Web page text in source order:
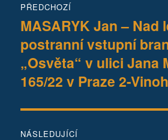
pro
příspěvek
PŘEDCHOZÍ
Předchozí
příspěvek:
MASARYK Jan – Nad
postranní vstupní
„Osvěta“ v ulici Jana
165/22 v Praze 2-
NÁSLEDUJÍCÍ